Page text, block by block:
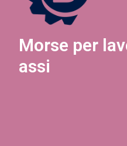
Morse per
assi